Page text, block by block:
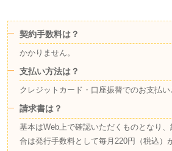
契約手数料は？
かかりません。
支払い方法は？
クレジットカード・口座振替でのお支払い
請求書は？
基本はWeb上で確認いただくものとなり
合は発行手数料として毎月220円（税込）